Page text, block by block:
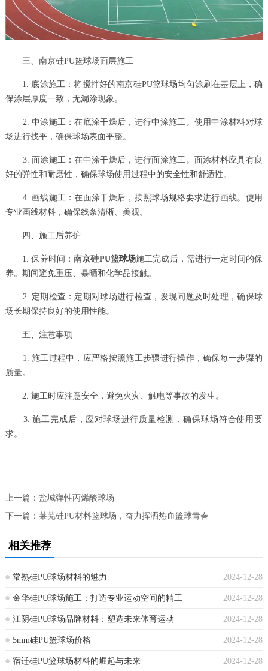
三、南京硅PU篮球场面层施工
1. 底涂施工：将搅拌好的南京硅PU篮球场均匀涂刷在基层上，确
保涂层厚度一致，无漏涂现象。
2. 中涂施工：在底涂干燥后，进行中涂施工。使用中涂材料对球
场进行找平，确保球场表面平整。
3. 面涂施工：在中涂干燥后，进行面涂施工。面涂材料应具有良
好的弹性和耐磨性，确保球场使用过程中的安全性和舒适性。
4. 画线施工：在面涂干燥后，按照球场规格要求进行画线。使用
专业画线材料，确保线条清晰、美观。
四、施工后养护
1. 保养时间：南京硅PU篮球场施工完成后，需进行一定时间的保
养。期间避免重压、暴晒和化学品接触。
2. 定期检查：定期对球场进行检查，发现问题及时处理，确保球
场长期保持良好的使用性能。
五、注意事项
1. 施工过程中，应严格按照施工步骤进行操作，确保每一步骤的
质量。
2. 施工时应注意安全，避免火灾、触电等事故的发生。
3. 施工完成后，应对球场进行质量检测，确保球场符合使用要
求。
上一篇： 盐城弹性丙烯酸球场
下一篇： 莱芜硅PU材料篮球场，奋力挥洒热血篮球青春
相关推荐
2024-12-28
常熟硅PU球场材料的魅力
2024-12-28
金华硅PU球场施工：打造专业运动空间的精工
2024-12-28
江阴硅PU球场品牌材料：塑造未来体育运动
2024-12-28
5mm硅PU篮球场价格
2024-12-28
宿迁硅PU篮球场材料的崛起与未来